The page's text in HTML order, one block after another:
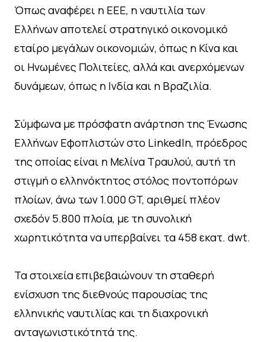
Όπως αναφέρει η ΕΕΕ, η ναυτιλία των
Ελλήνων αποτελεί στρατηγικό οικονομικό
εταίρο μεγάλων οικονομιών, όπως η Κίνα και
οι Ηνωμένες Πολιτείες, αλλά και ανερχόμενων
δυνάμεων, όπως η Ινδία και η Βραζιλία.
Σύμφωνα με πρόσφατη ανάρτηση της Ένωσης
Ελλήνων Εφοπλιστών στο LinkedIn, πρόεδρος
της οποίας είναι η Μελίνα Τραυλού, αυτή τη
στιγμή ο ελληνόκτητος στόλος ποντοπόρων
πλοίων, άνω των 1.000 GT, αριθμεί πλέον
σχεδόν 5.800 πλοία, με τη συνολική
χωρητικότητα να υπερβαίνει τα 458 εκατ. dwt.
Τα στοιχεία επιβεβαιώνουν τη σταθερή
ενίσχυση της διεθνούς παρουσίας της
ελληνικής ναυτιλίας και τη διαχρονική
ανταγωνιστικότητά της.